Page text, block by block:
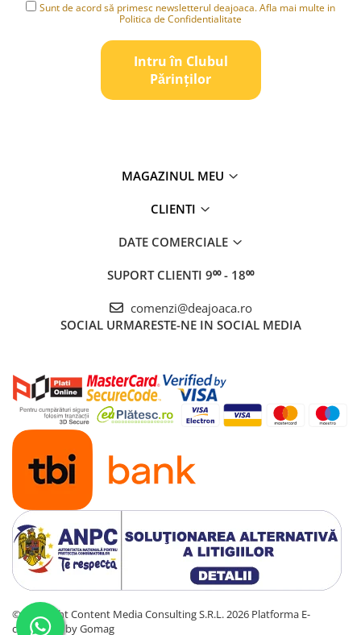
Sunt de acord să primesc newsletterul deajoaca. Afla mai multe in
Politica de Confidentialitate
Intru în Clubul
Pǎrinților
MAGAZINUL MEU
CLIENTI
DATE COMERCIALE
SUPORT CLIENTI 9⁰⁰ - 18⁰⁰
comenzi@deajoaca.ro
SOCIAL URMARESTE-NE IN SOCIAL MEDIA
©Copyright Content Media Consulting S.R.L. 2026 Platforma E-
commerce by Gomag